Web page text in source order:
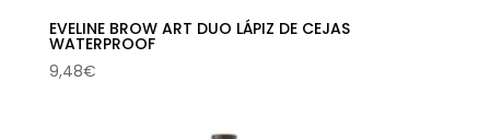
EVELINE BROW ART DUO LÁPIZ DE CEJAS
WATERPROOF
9,48€